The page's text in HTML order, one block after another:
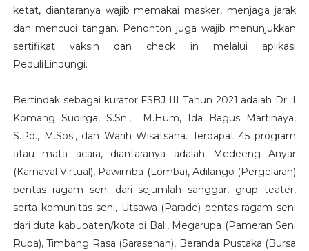
ketat, diantaranya wajib memakai masker, menjaga jarak
dan mencuci tangan. Penonton juga wajib menunjukkan
sertifikat vaksin dan check in melalui aplikasi
PeduliLindungi.
Bertindak sebagai kurator FSBJ III Tahun 2021 adalah Dr. I
Komang Sudirga, S.Sn., M.Hum, Ida Bagus Martinaya,
S.Pd., M.Sos., dan Warih Wisatsana. Terdapat 45 program
atau mata acara, diantaranya adalah Medeeng Anyar
(Karnaval Virtual), Pawimba (Lomba), Adilango (Pergelaran)
pentas ragam seni dari sejumlah sanggar, grup teater,
serta komunitas seni, Utsawa (Parade) pentas ragam seni
dari duta kabupaten/kota di Bali, Megarupa (Pameran Seni
Rupa), Timbang Rasa (Sarasehan), Beranda Pustaka (Bursa